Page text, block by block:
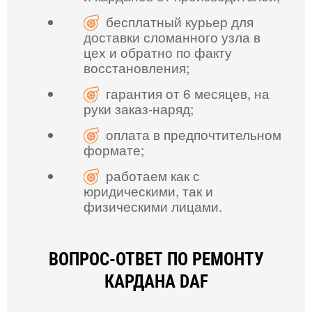
бесплатный курьер для
доставки сломанного узла в
цех и обратно по факту
восстановления;
гарантия от 6 месяцев, на
руки заказ-наряд;
оплата в предпочтительном
формате;
работаем как с
юридическими, так и
физическими лицами.
ВОПРОС-ОТВЕТ ПО РЕМОНТУ
КАРДАНА DAF